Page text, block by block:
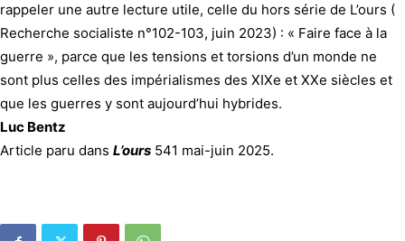
rappeler une autre lecture utile, celle du hors série de L’ours (
Recherche socialiste n°102-103, juin 2023) : « Faire face à la
guerre », parce que les tensions et torsions d’un monde ne
sont plus celles des impérialismes des XIXe et XXe siècles et
que les guerres y sont aujourd’hui hybrides.
Luc Bentz
Article paru dans L’ours 541 mai-juin 2025.